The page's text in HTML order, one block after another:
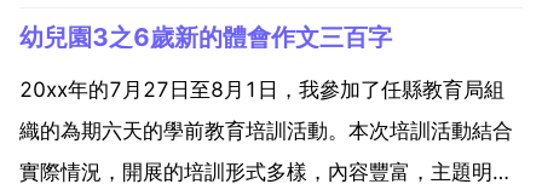
孩子就是乙個快樂的童年時代,沒有必要給他那麼大的壓
力,讓他有乙個完整的童年。到了7歲...
幼兒園3之6歲新的體會作文三百字
20xx年的7月27日至8月1日，我參加了任縣教育局組
織的為期六天的學前教育培訓活動。本次培訓活動結合
實際情況，開展的培訓形式多樣，內容豐富，主題明